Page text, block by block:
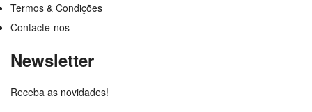
Termos & Condições
Contacte-nos
Newsletter
Receba as novidades!